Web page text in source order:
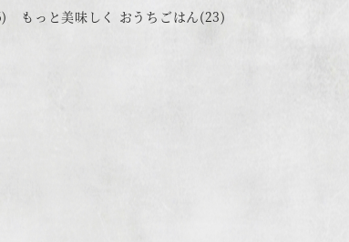
もっと美味しく おうちごはん(23)